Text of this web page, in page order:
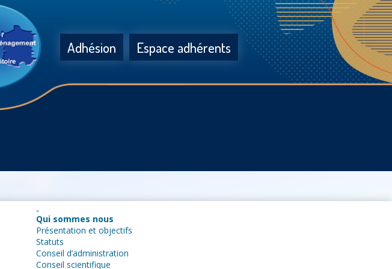
Adhésion Espace adhérents
Qui sommes nous
Présentation et objectifs
Statuts
Conseil d’administration
Conseil scientifique